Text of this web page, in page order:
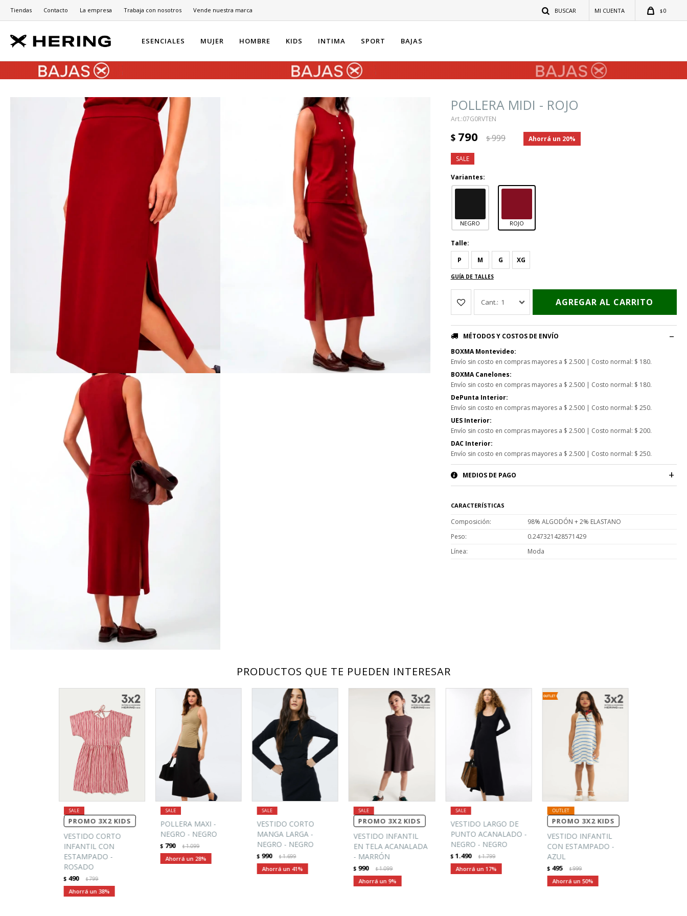
ESENCIALES MUJER HOMBRE KIDS INTIMA SPORT BAJAS
$0
Tiendas Contacto La empresa Trabaja con nosotros Vende nuestra marca
POLLERA MIDI - ROJO
07G0RVTEN
$ 790 $999 20
Variantes:
NEGRO ROJO
Talle:
P
M G XG
GUÍA DE TALLES
1 AGREGAR AL CARRITO
MÉTODOS Y COSTOS DE ENVÍO
BOXMA Montevideo:
Envío sin costo en compras mayores a $ 2.500 | Costo normal: $ 180.
BOXMA Canelones:
Envío sin costo en compras mayores a $ 2.500 | Costo normal: $ 180.
DePunta Interior:
Envío sin costo en compras mayores a $ 2.500 | Costo normal: $ 250.
UES Interior:
Envío sin costo en compras mayores a $ 2.500 | Costo normal: $ 200.
DAC Interior:
Envío sin costo en compras mayores a $ 2.500 | Costo normal: $ 250.
MEDIOS DE PAGO
CARACTERÍSTICAS
Composición
98% ALGODÓN + 2% ELASTANO
Peso
0.247321428571429
Línea
Moda
PRODUCTOS QUE TE PUEDEN INTERESAR
PROMO 3X2 KIDS
VESTIDO CORTO
INFANTIL CON
ESTAMPADO -
ROSADO
$ 490 $799
38
POLLERA MAXI -
NEGRO - NEGRO
$ 790 $1.099
28
VESTIDO CORTO
MANGA LARGA -
NEGRO - NEGRO
$ 990 $1.699
41
PROMO 3X2 KIDS
VESTIDO INFANTIL
EN TELA ACANALADA
- MARRÓN
$ 990 $1.099
9
VESTIDO LARGO DE
PUNTO ACANALADO -
NEGRO - NEGRO
$ 1.490 $1.799
17
PROMO 3X2 KIDS
VESTIDO INFANTIL
CON ESTAMPADO -
AZUL
$ 495 $999
50